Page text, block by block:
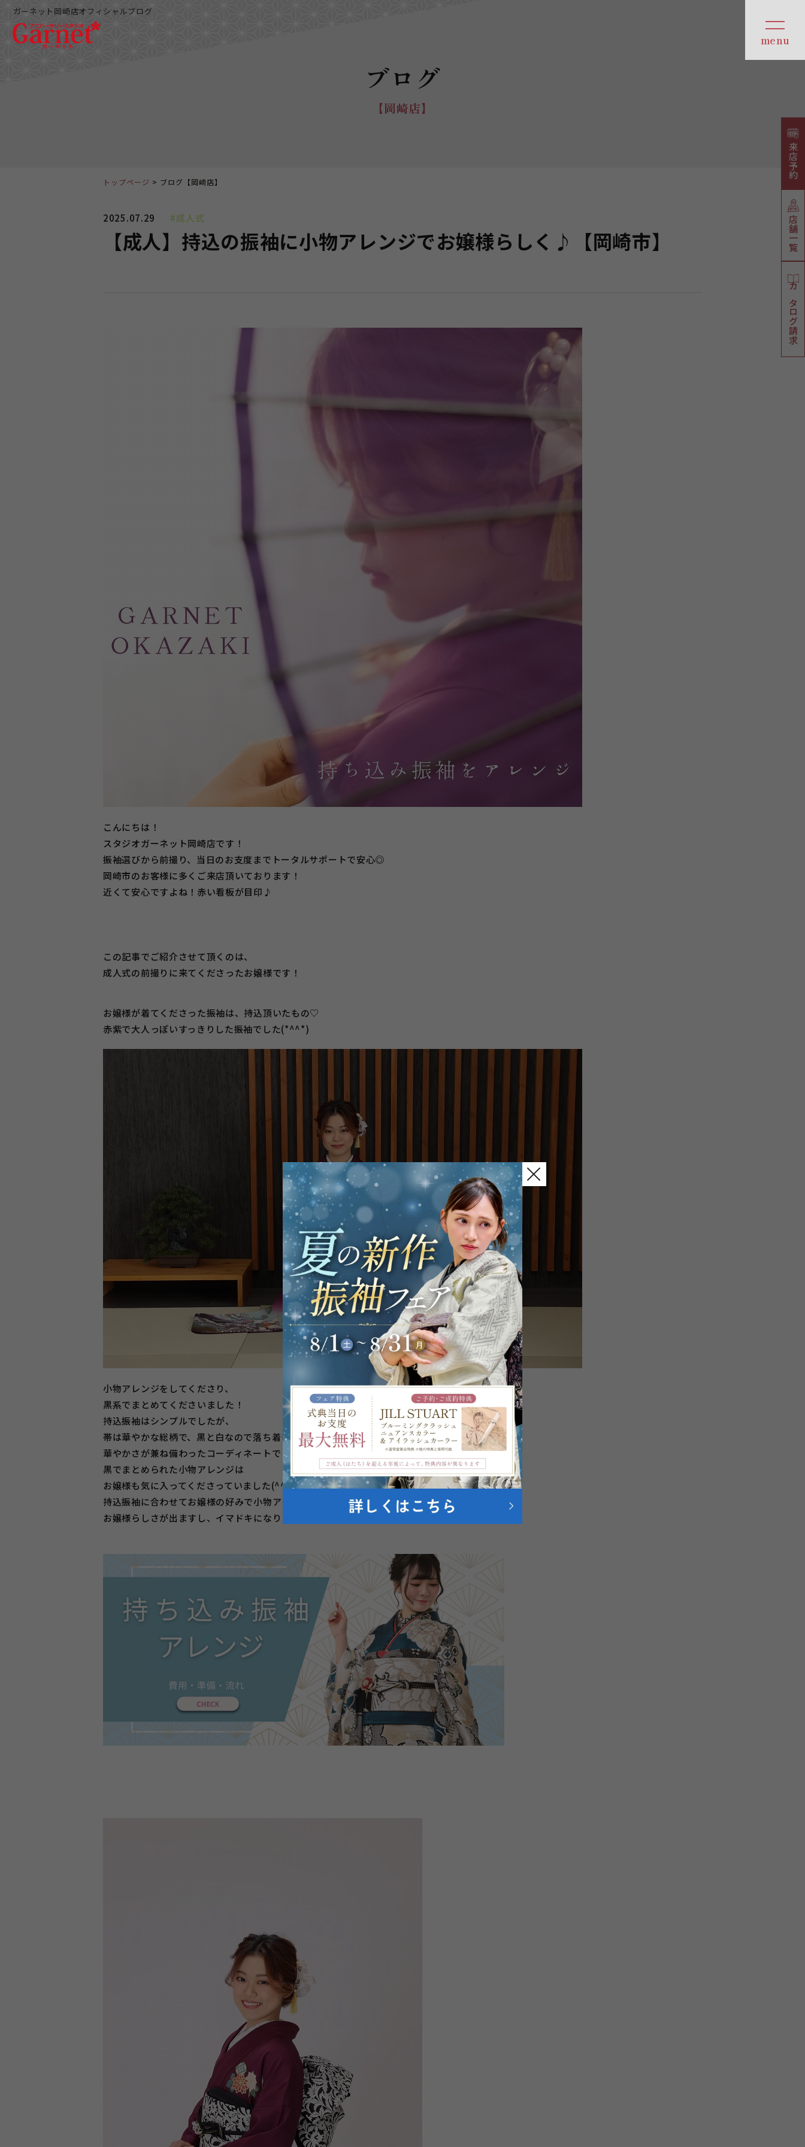
ガーネット岡崎店オフィシャルブログ
ブログ
【岡崎店】
2025.07.29 #成人式
【成人】持込の振袖に小物アレンジでお嬢様らしく♪【岡崎市】
こんにちは！
スタジオガーネット岡崎店です！
振袖選びから前撮り、当日のお支度までトータルサポートで安心◎
岡崎市のお客様に多くご来店頂いております！
近くて安心ですよね！赤い看板が目印♪
この記事でご紹介させて頂くのは、
成人式の前撮りに来てくださったお嬢様です！
お嬢様が着てくださった振袖は、持込頂いたもの♡
赤紫で大人っぽいすっきりした振袖でした(*^^*)
小物アレンジをしてくださり、
黒系でまとめてくださいました！
持込振袖はシンプルでしたが、
帯は華やかな総柄で、黒と白なので落ち着きと
華やかさが兼ね備わったコーディネートでした♡
黒でまとめられた小物アレンジは
お嬢様も気に入ってくださっていました(^^)/
持込振袖に合わせてお嬢様の好みで小物アレンジすることで
お嬢様らしさが出ますし、イマドキになりますね♬
トップページ ブログ【岡崎店】
来店予約
店舗一覧
カタログ請求